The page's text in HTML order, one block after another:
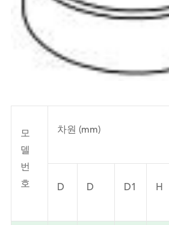
모
델
번
호
차원 (mm)
D D D1 H